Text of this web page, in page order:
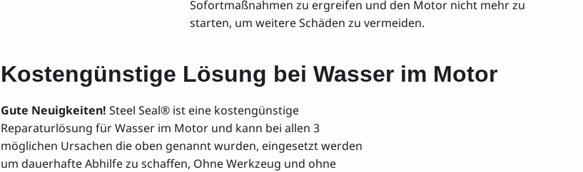
Sofortmaßnahmen zu ergreifen und den Motor nicht mehr zu
starten, um weitere Schäden zu vermeiden.
Kostengünstige Lösung bei Wasser im Motor
Gute Neuigkeiten! Steel Seal® ist eine kostengünstige
Reparaturlösung für Wasser im Motor und kann bei allen 3
möglichen Ursachen die oben genannt wurden, eingesetzt werden
um dauerhafte Abhilfe zu schaffen, Ohne Werkzeug und ohne